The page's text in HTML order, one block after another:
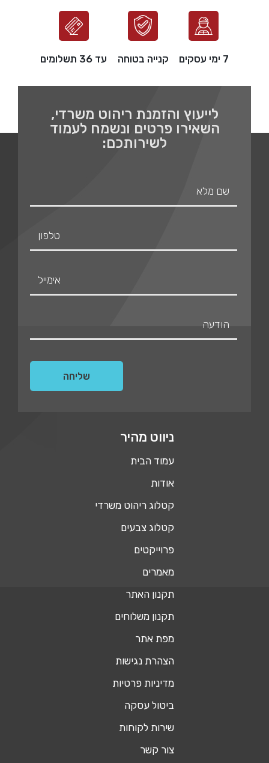
7 ימי עסקים קנייה בטוחה עד 36 תשלומים
לייעוץ והזמנת ריהוט משרדי,
השאירו פרטים ונשמח לעמוד
לשירותכם:
ניווט מהיר
עמוד הבית
אודות
קטלוג ריהוט משרדי
קטלוג צבעים
פרוייקטים
מאמרים
תקנון האתר
תקנון משלוחים
מפת אתר
הצהרת נגישות
מדיניות פרטיות
ביטול עסקה
שירות לקוחות
צור קשר